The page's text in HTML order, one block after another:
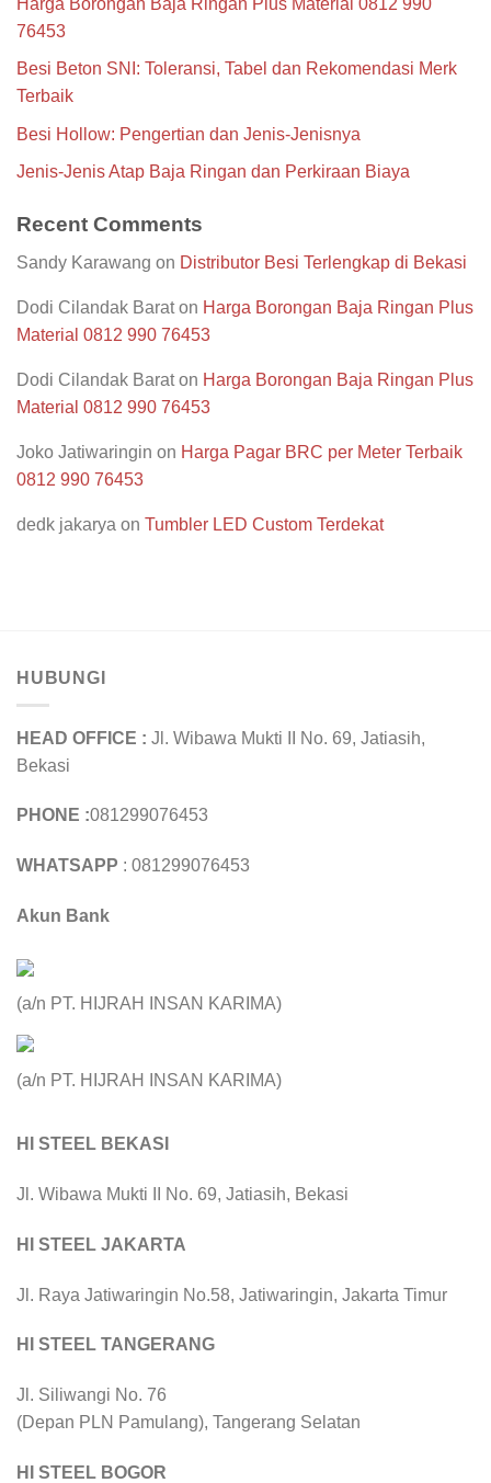
76453
Besi Beton SNI: Toleransi, Tabel dan Rekomendasi Merk
Terbaik
Besi Hollow: Pengertian dan Jenis-Jenisnya
Jenis-Jenis Atap Baja Ringan dan Perkiraan Biaya
Recent Comments
Sandy Karawang on Distributor Besi Terlengkap di Bekasi
Dodi Cilandak Baraton Harga Borongan Baja Ringan Plus
Material 0812 990 76453
Dodi Cilandak Baraton Harga Borongan Baja Ringan Plus
Material 0812 990 76453
Joko Jatiwaringin on Harga Pagar BRC per Meter Terbaik
0812 990 76453
dedk jakarya on Tumbler LED Custom Terdekat
HUBUNGI
HEAD OFFICE : Jl. Wibawa Mukti II No. 69, Jatiasih,
Bekasi
PHONE :081299076453
WHATSAPP : 081299076453
Akun Bank
(a/n PT. HIJRAH INSAN KARIMA)
(a/n PT. HIJRAH INSAN KARIMA)
HI STEEL BEKASI
Jl. Wibawa Mukti II No. 69, Jatiasih, Bekasi
HI STEEL JAKARTA
Jl. Raya Jatiwaringin No.58, Jatiwaringin, Jakarta Timur
HI STEEL TANGERANG
Jl. Siliwangi No. 76
(Depan PLN Pamulang), Tangerang Selatan
HI STEEL BOGOR